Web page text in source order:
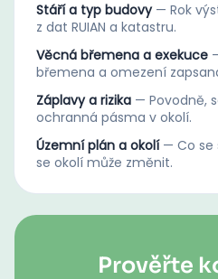
Stáří a typ budovy — Rok
z dat RUIAN a katastru.
Věcná břemena a exekuce
břemena a omezení
Záplavy a rizika — Povodně,
ochranná pásma v okolí.
Územní plán a okolí — Co
se okolí může změnit.
Prověřte